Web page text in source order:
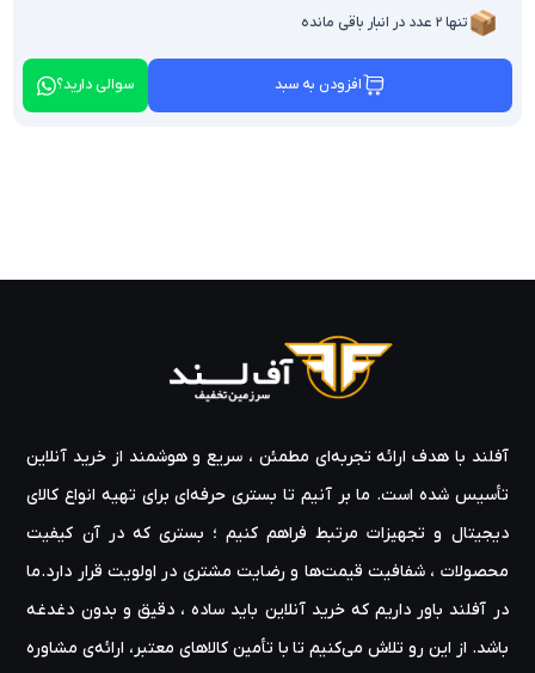
📦تنها ۲ عدد در انبار باقی مانده
افزودن به سبد سوالی دارید؟
آفلند با هدف ارائه‌ تجربه‌ای مطمئن ، سریع و هوشمند از خرید آنلاین
تأسیس شده است. ما بر آنیم تا بستری حرفه‌ای برای تهیه‌ انواع کالای
دیجیتال و تجهیزات مرتبط فراهم کنیم ؛ بستری که در آن کیفیت
محصولات ، شفافیت قیمت‌ها و رضایت مشتری در اولویت قرار دارد.ما
در آفلند باور داریم که خرید آنلاین باید ساده ، دقیق و بدون دغدغه
باشد. از این رو تلاش می‌کنیم تا با تأمین کالاهای معتبر، ارائه‌ی مشاوره‌